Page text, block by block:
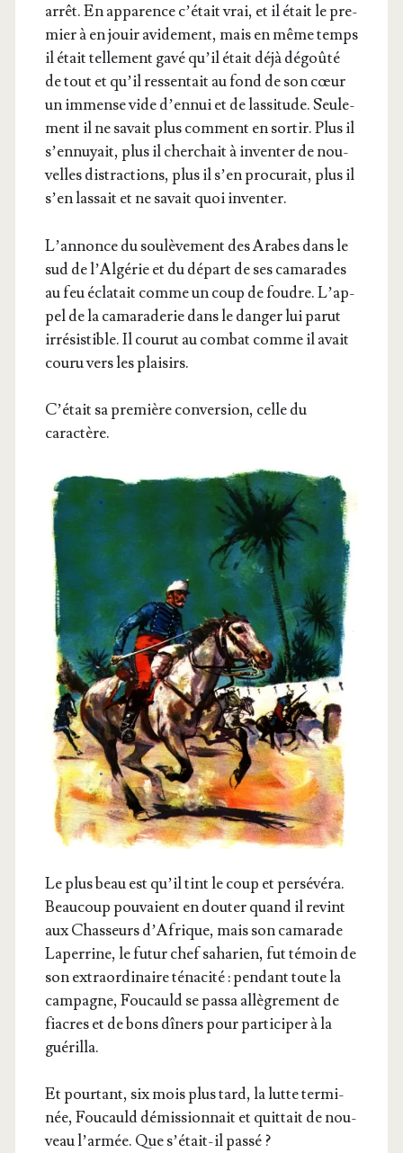
arrêt. En appa­rence c’é­tait vrai, et il était le pre­
mier à en jouir avi­de­ment, mais en même temps
il était tel­le­ment gavé qu’il était déjà dégoû­té
de tout et qu’il res­sen­tait au fond de son cœur
un immense vide d’en­nui et de las­si­tude. Seule­
ment il ne savait plus com­ment en sor­tir. Plus il
s’en­nuyait, plus il cher­chait à inven­ter de nou­
velles dis­trac­tions, plus il s’en pro­cu­rait, plus il
s’en las­sait et ne savait quoi inventer.
L’an­nonce du sou­lè­ve­ment des Arabes dans le
sud de l’Al­gé­rie et du départ de ses cama­rades
au feu écla­tait comme un coup de foudre. L’ap­
pel de la cama­ra­de­rie dans le dan­ger lui parut
irré­sis­tible. Il cou­rut au com­bat comme il avait
cou­ru vers les plaisirs.
C’é­tait sa pre­mière conver­sion, celle du
caractère.
Le plus beau est qu’il tint le coup et per­sé­vé­ra.
Beau­coup pou­vaient en dou­ter quand il revint
aux Chas­seurs d’A­frique, mais son cama­rade
Laper­rine, le futur chef saha­rien, fut témoin de
son extra­or­di­naire téna­ci­té : pen­dant toute la
cam­pagne, Fou­cauld se pas­sa allè­gre­ment de
fiacres et de bons dîners pour par­ti­ci­per à la
guérilla.
Et pour­tant, six mois plus tard, la lutte ter­mi­
née, Fou­cauld démis­sion­nait et quit­tait de nou­
veau l’ar­mée. Que s’é­tait-il passé ?